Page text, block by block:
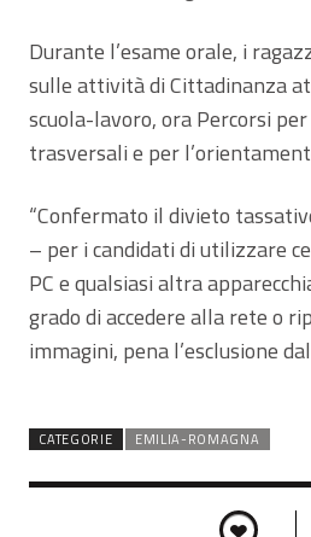
Durante l’esame orale, i
sulle attività di Cittadinanza
scuola-lavoro, ora Percorsi
trasversali e per
“Confermato il divieto
– per i candidati di utilizzare
PC e qualsiasi altra
grado di accedere alla rete o
immagini, pena l’esclusione
CATEGORIE EMILIA-ROMAGNA